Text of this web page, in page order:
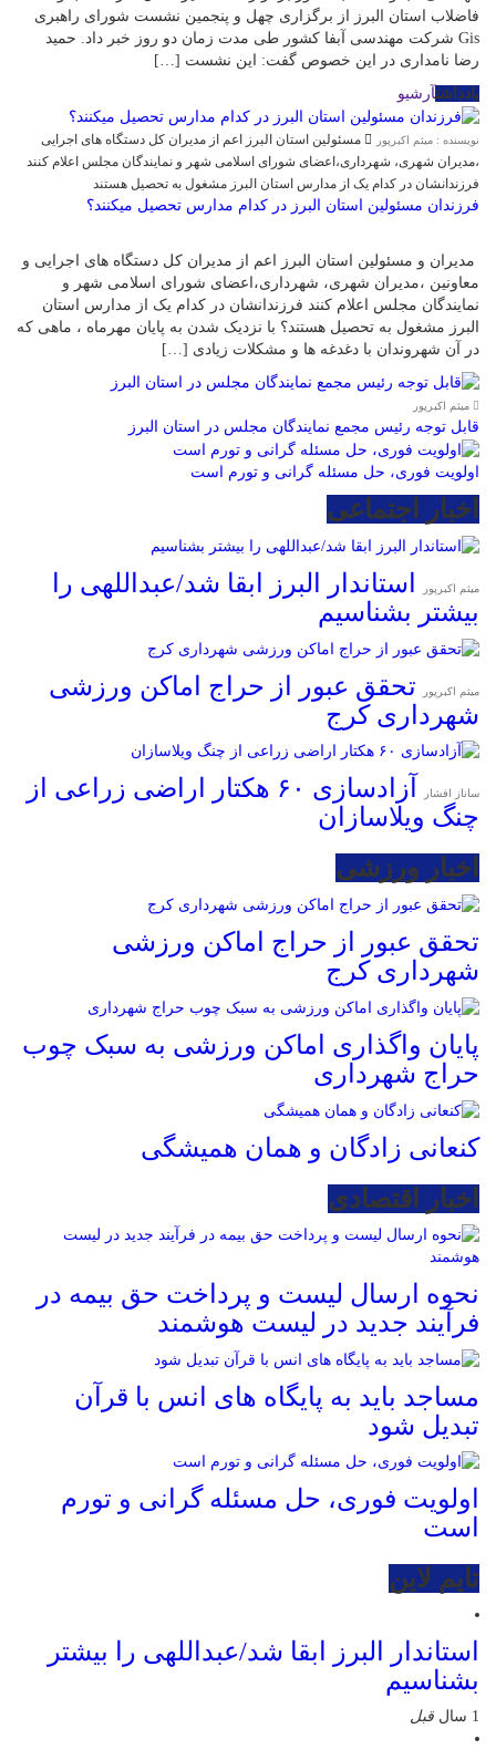
فاضلاب استان البرز از برگزاری چهل و پنجمین نشست شورای راهبری
Gis شرکت مهندسی آبفا کشور طی مدت زمان دو روز خبر داد. حمید
رضا نامداری در این خصوص گفت: این نشست […]
یادداشتآرشیو
نویسنده : میثم اکبرپور
مسئولین استان البرز اعم از مدیران کل دستگاه های اجرایی
،مدیران شهری، شهرداری،اعضای شورای اسلامی شهر و نمایندگان مجلس اعلام کنند
فرزندانشان در کدام یک از مدارس استان البرز مشغول به تحصیل هستند
فرزندان مسئولین استان البرز در کدام مدارس تحصیل میکنند؟
مدیران و مسئولین استان البرز اعم از مدیران کل دستگاه های اجرایی و
معاونین ،مدیران شهری، شهرداری،اعضای شورای اسلامی شهر و
نمایندگان مجلس اعلام کنند فرزندانشان در کدام یک از مدارس استان
البرز مشغول به تحصیل هستند؟ با نزدیک شدن به پایان مهرماه ، ماهی که
در آن شهروندان با دغدغه ها و مشکلات زیادی […]
میثم اکبرپور
قابل توجه رئیس مجمع نمایندگان مجلس در استان البرز
اولویت فوری، حل مسئله گرانی و تورم است
اخبار اجتماعی
میثم اکبرپور
استاندار البرز ابقا شد/عبداللهی را
بیشتر بشناسیم
میثم اکبرپور
تحقق عبور از حراج اماکن ورزشی
شهرداری کرج
ساناز افشار
آزادسازی ۶۰ هکتار اراضی زراعی از
چنگ ویلاسازان
اخبار ورزشی
تحقق عبور از حراج اماکن ورزشی
شهرداری کرج
پایان واگذاری اماکن ورزشی به سبک چوب
حراج شهرداری
کنعانی زادگان و همان همیشگی
اخبار اقتصادی
نحوه ارسال لیست و پرداخت حق بیمه در
فرآیند جدید در لیست هوشمند
مساجد باید به پایگاه های انس با قرآن
تبدیل شود
اولویت فوری، حل مسئله گرانی و تورم
است
تایم لاین
استاندار البرز ابقا شد/عبداللهی را بیشتر
بشناسیم
1 سال قبل